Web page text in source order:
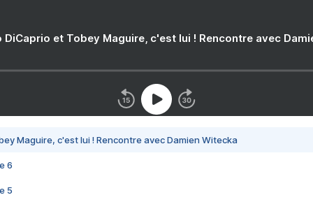
DiCaprio et Tobey Maguire, c'est lui ! Rencontre avec
Maguire, c'est lui ! Rencontre avec Damien Witecka
6
5